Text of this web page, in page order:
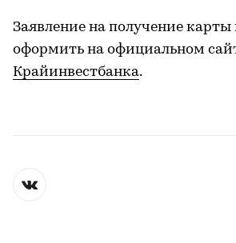
Заявление на получение
оформить на официальном
Крайинвестбанка.